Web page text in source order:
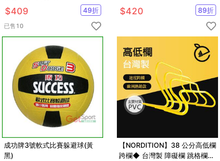
$409 49折
已售 10
$420 89折
成功牌3號軟式比賽躲避球(黃
黑)
【NORDITION】38 公分高低欄
跨欄◆ 台灣製 障礙欄 跳格欄